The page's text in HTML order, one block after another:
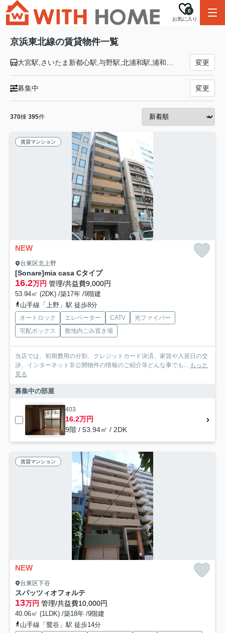
お気に入り
0
京浜東北線の賃貸物件一覧
変更
募集中 変更
370棟 395件
賃貸マンション
NEW
台東区北上野
[Sonare]mia casa Cタイプ
16.2万円 管理/共益費9,000円
53.94㎡ (2DK) /築17年 /9階建
山手線「上野」駅 徒歩8分
オートロック エレベーター CATV
光ファイバー
宅配ボックス
敷地内ごみ置き場
当店では、初期費用の分割、クレジットカード決済、家賃や入居日の交
渉、インターネット非公開物件の情報のご紹介等どんな事でも... もっと
見る
募集中の部屋
403
16.2万円
9階 / 53.94㎡ / 2DK
賃貸マンション
NEW
台東区下谷
スパッツィオフォルテ
13万円 管理/共益費10,000円
40.06㎡ (1LDK) /築18年 /9階建
山手線「鶯谷」駅 徒歩14分